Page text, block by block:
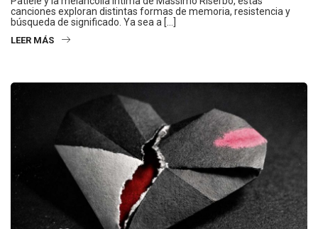
canciones exploran distintas formas de memoria, resistencia y
búsqueda de significado. Ya sea a […]
LEER MÁS